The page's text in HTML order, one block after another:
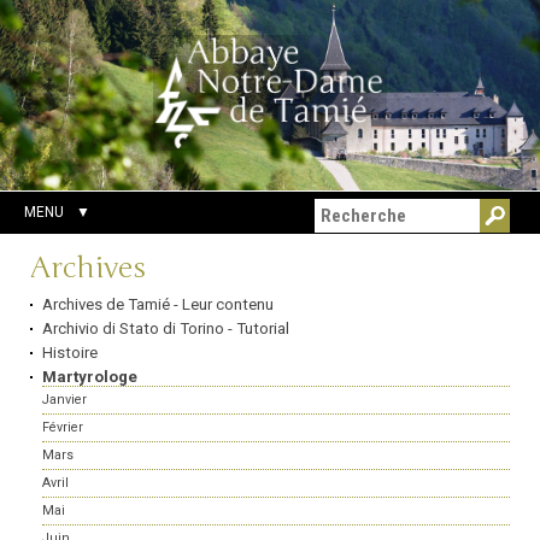
Aller
au
contenu.
|
Aller
à
la
navigation
Outils
personnels
Chercher par
Recherche
avancée…
MENU
Navigation
Archives
Archives de Tamié - Leur contenu
Archivio di Stato di Torino - Tutorial
Histoire
Martyrologe
Janvier
Février
Mars
Avril
Mai